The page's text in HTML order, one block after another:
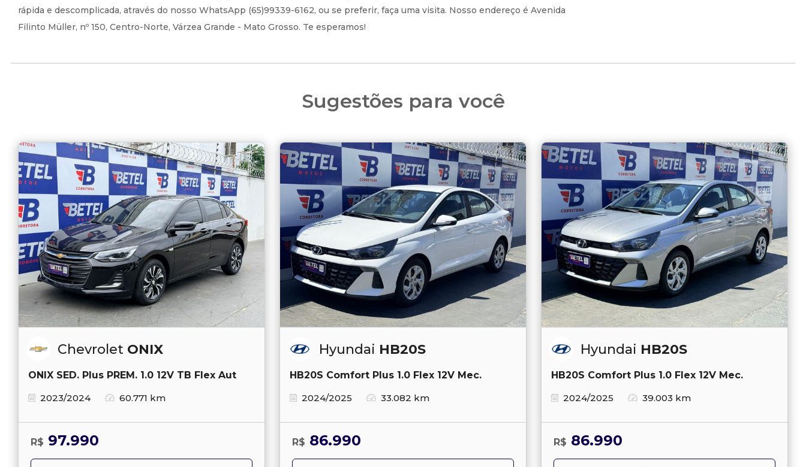
rápida e descomplicada, através do nosso WhatsApp (65)99339-6162, ou se preferir, faça uma visita. Nosso endereço é Avenida
Filinto Müller, nº 150, Centro-Norte, Várzea Grande - Mato Grosso. Te esperamos!
Sugestões para você
Chevrolet ONIX
ONIX SED. Plus PREM. 1.0 12V TB Flex Aut
2023/2024
60.771 km
R$ 97.990
Hyundai HB20S
HB20S Comfort Plus 1.0 Flex 12V Mec.
2024/2025
33.082 km
R$ 86.990
Hyundai HB20S
HB20S Comfort Plus 1.0 Flex 12V Mec.
2024/2025
39.003 km
R$ 86.990